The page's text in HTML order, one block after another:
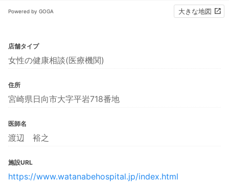
Powered by GOGA 大きな地図
店舗タイプ
女性の健康相談(医療機関)
住所
宮崎県日向市大字平岩718番地
医師名
渡辺 裕之
施設URL
https://www.watanabehospital.jp/index.html